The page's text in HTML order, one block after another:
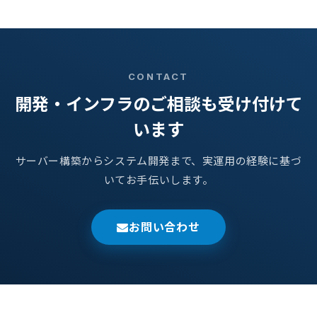
CONTACT
開発・インフラのご相談も受け付けて
います
サーバー構築からシステム開発まで、実運用の経験に基づ
いてお手伝いします。
お問い合わせ